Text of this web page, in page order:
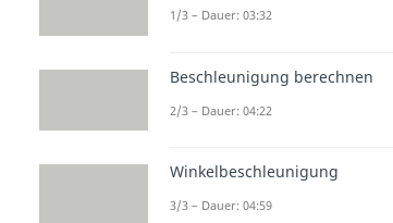
1/3 – Dauer: 03:32
Beschleunigung berechnen
2/3 – Dauer: 04:22
Winkelbeschleunigung
3/3 – Dauer: 04:59